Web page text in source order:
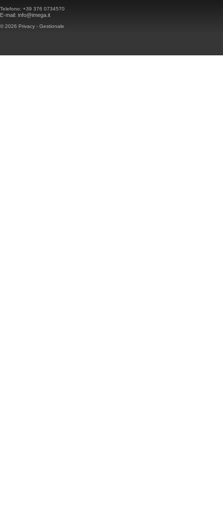
Telefono: +39 376 0734570
E-mail: info@imega.it
© 2026 Privacy - Gestionale